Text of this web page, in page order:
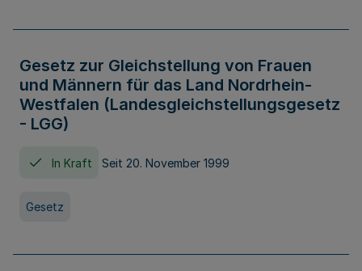
Gesetz zur Gleichstellung von Frauen
und Männern für das Land Nordrhein-
Westfalen (Landesgleichstellungsgesetz
- LGG)
In Kraft Seit 20. November 1999
Gesetz